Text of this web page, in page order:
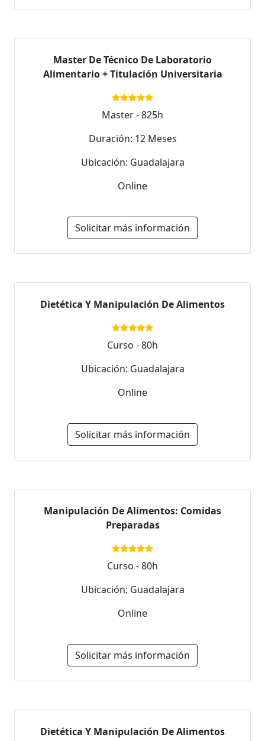
Master De Técnico De Laboratorio
Alimentario + Titulación Universitaria
Master - 825h
Duración: 12 Meses
Ubicación: Guadalajara
Online
Solicitar más información
Dietética Y Manipulación De Alimentos
Curso - 80h
Ubicación: Guadalajara
Online
Solicitar más información
Manipulación De Alimentos: Comidas
Preparadas
Curso - 80h
Ubicación: Guadalajara
Online
Solicitar más información
Dietética Y Manipulación De Alimentos